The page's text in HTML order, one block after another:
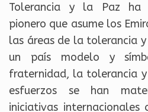
Tolerancia y la Paz ha
pionero que asume los
las áreas de la tolerancia
un país modelo y
fraternidad, la tolerancia
esfuerzos se han
iniciativas internacionales